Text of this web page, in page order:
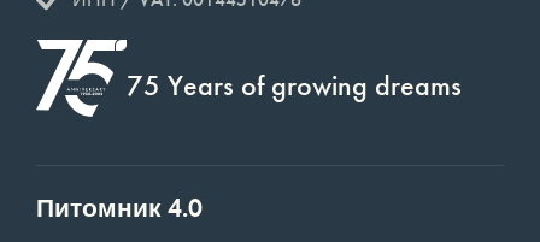
75 Years of growing dreams
Питомник 4.0